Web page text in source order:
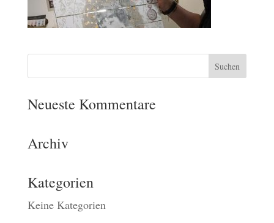
Neueste Kommentare
Archiv
Kategorien
Keine Kategorien